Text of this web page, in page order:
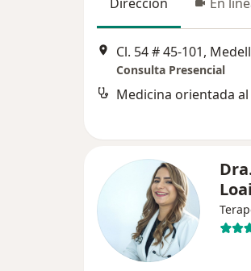
Cl. 54 # 45-101,
Consulta Presencial
Medicina orientada al